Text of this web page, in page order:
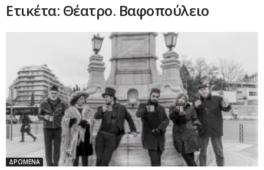
Ετικέτα: Θέατρο. Βαφοπούλειο
ΔΡΩΜΕΝΑ